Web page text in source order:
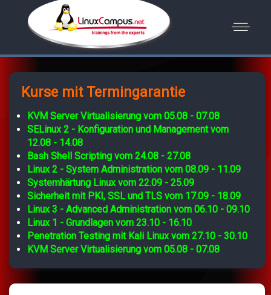
Kurse mit Termingarantie
KVM Server Virtualisierung vom 05.08 - 07.08
SELinux 2 - Konfiguration und Management vom
12.08 - 14.08
Bash Shell Scripting vom 24.08 - 27.08
Linux 2 - System Administration vom 08.09 - 11.09
Systemhärtung Linux vom 22.09 - 25.09
Sicherheit mit PKI, SSL und TLS vom 17.09 - 18.09
Linux 3 - Advanced Administration vom 06.10 - 09.10
Linux 1 - Grundlagen vom 23.10 - 16.10
Penetration Testing mit Kali Linux vom 27.10 - 30.10
KVM Server Virtualisierung vom 05.08 - 07.08